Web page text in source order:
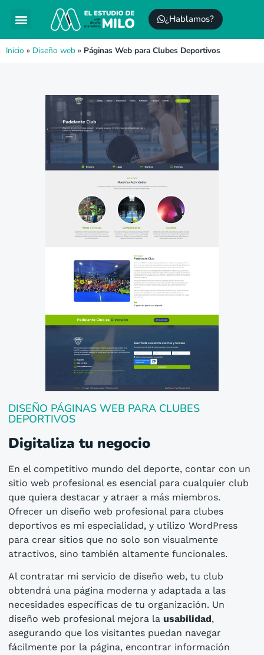
¿Hablamos?
Inicio » Diseño web » Páginas Web para Clubes Deportivos
DISEÑO PÁGINAS WEB PARA CLUBES
DEPORTIVOS
Digitaliza tu negocio
En el competitivo mundo del deporte, contar con un
sitio web profesional es esencial para cualquier club
que quiera destacar y atraer a más miembros.
Ofrecer un diseño web profesional para clubes
deportivos es mi especialidad, y utilizo WordPress
para crear sitios que no solo son visualmente
atractivos, sino también altamente funcionales.
Al contratar mi servicio de diseño web, tu club
obtendrá una página moderna y adaptada a las
necesidades específicas de tu organización. Un
diseño web profesional mejora la usabilidad,
asegurando que los visitantes puedan navegar
fácilmente por la página, encontrar información